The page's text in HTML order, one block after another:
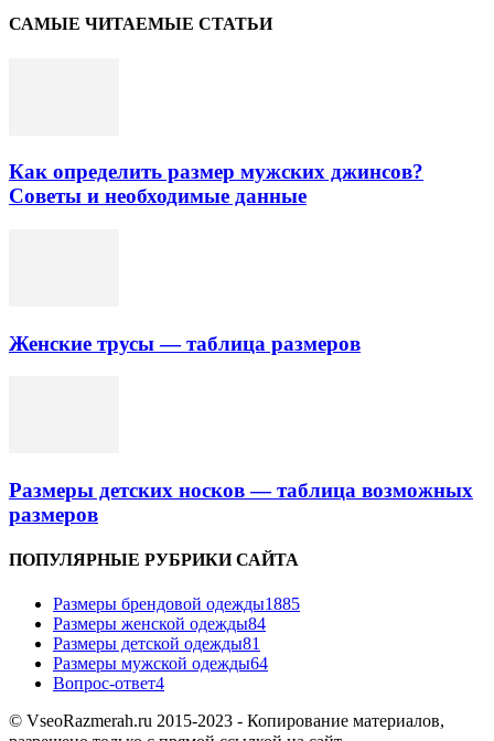
САМЫЕ ЧИТАЕМЫЕ СТАТЬИ
Как определить размер мужских джинсов?
Советы и необходимые данные
Женские трусы — таблица размеров
Размеры детских носков — таблица возможных
размеров
ПОПУЛЯРНЫЕ РУБРИКИ САЙТА
Размеры брендовой одежды1885
Размеры женской одежды84
Размеры детской одежды81
Размеры мужской одежды64
Вопрос-ответ4
© VseoRazmerah.ru 2015-2023 - Копирование материалов,